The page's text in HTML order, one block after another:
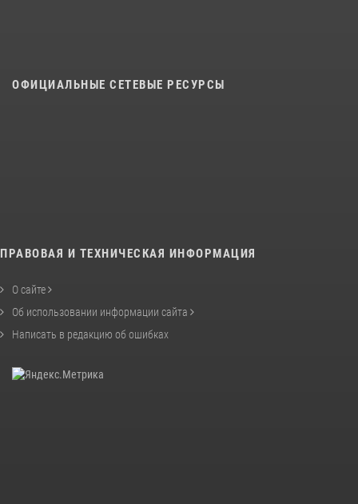
ОФИЦИАЛЬНЫЕ СЕТЕВЫЕ РЕСУРСЫ
ПРАВОВАЯ И ТЕХНИЧЕСКАЯ ИНФОРМАЦИЯ
О сайте
Об использовании информации сайта
Написать в редакцию об ошибках